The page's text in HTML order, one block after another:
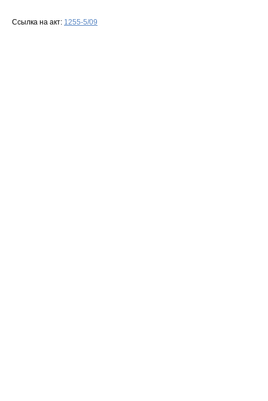
Ссылка на акт: 1255-5/09